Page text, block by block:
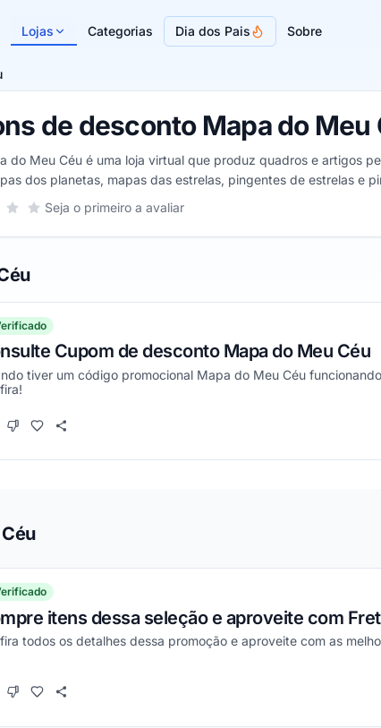
Lojas Categorias Dia dos Pais Sobre
de desconto Mapa do Meu
do Meu Céu é uma loja virtual que produz quadros e artigos
dos planetas, mapas das estrelas, pingentes de estrelas e
Mapa do Meu Céu, de 1 a 5 estrelas
5 estrelas
4 estrelasSeja o primeiro a avaliar
Cupom de desconto Mapa do Meu Céu
tiver um código promocional Mapa do Meu Céu
cupom funcionou
Este cupom não funcionou
itens dessa seleção e aproveite com
todos os detalhes dessa promoção e aproveite com as
cupom funcionou
Este cupom não funcionou